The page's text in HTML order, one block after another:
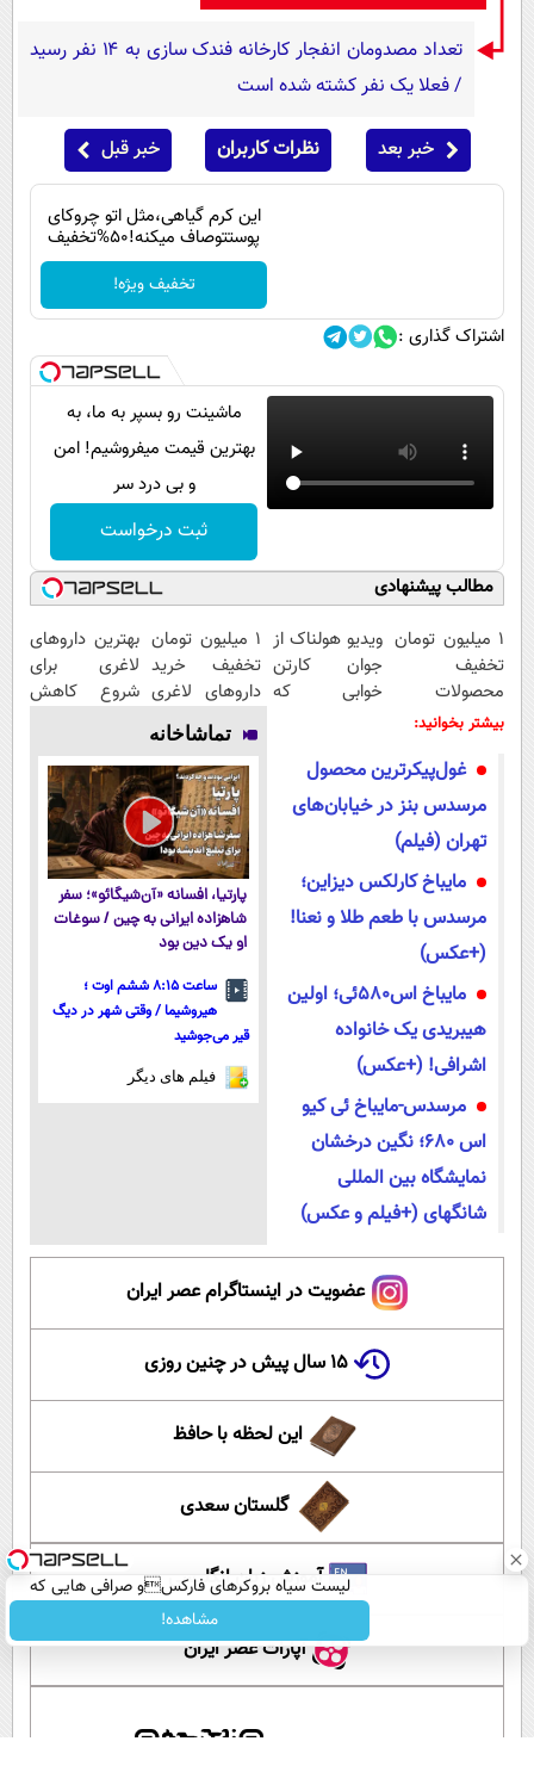
تعداد مصدومان انفجار کارخانه فندک سازی به ۱۴ نفر رسید
/ فعلا یک نفر کشته شده است
خبر بعد نظرات کاربران خبر قبل
این کرم گیاهی،مثل اتو چروکای
پوستتوصاف میکنه!50%تخفیف
تخفیف ویژه!
اشتراک گذاری :
ماشینت رو بسپر به ما، به
بهترین قیمت میفروشیم! امن
و بی درد سر
ثبت درخواست
مطالب پیشنهادی
۱ میلیون تومان
تخفیف
محصولات
لاغری؛ یک قدم
شروع کاهش
وزن
ویدیو هولناک از
جوان کارتن
خوابی که
1 میلیون تومان
تخفیف خرید
داروهای لاغری
با ارسال از
داروخانه و پک
یخ!
بهترین داروهای
لاغری برای
شروع کاهش
نزدیکت!
بیشتر بخوانید:
غول‌پیکرترین محصول
مرسدس بنز در خیابان‌های
تهران (فیلم)
مایباخ کارلکس دیزاین؛
مرسدس با طعم طلا و نعنا!
(+عکس)
مایباخ اس580ئی؛ اولین
هیبریدی یک خانواده
اشرافی! (+عکس)
مرسدس-مایباخ ئی کیو
اس 680؛ نگین درخشان
نمایشگاه بین المللی
شانگهای (+فیلم و عکس)
تماشاخانه
پارتیا، افسانه «آن‌شیگائو»؛ سفر
شاهزاده ایرانی به چین / سوغات
او یک دین بود
ساعت ۸:۱۵ ششم اوت ؛
هیروشیما / وقتی شهر در دیگ
قیر می‌جوشید
فیلم های دیگر
عضویت در اینستاگرام عصر ایران
۱۵ سال پیش در چنین روزی
این لحظه با حافظ
گلستان سعدی
آموزش زبان انگلیسی
آپارات عصر ایران
لیست سیاه بروکرهای فارکسو صرافی هایی که
ریسک مالی دارند!
مشاهده!